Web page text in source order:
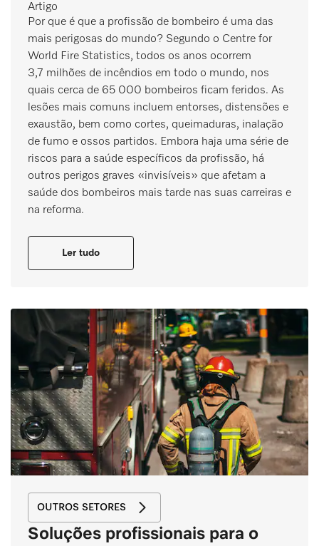
Artigo
Por que é que a profissão de bombeiro é uma das
mais perigosas do mundo? Segundo o Centre for
World Fire Statistics, todos os anos ocorrem
3,7 milhões de incêndios em todo o mundo, nos
quais cerca de 65 000 bombeiros ficam feridos. As
lesões mais comuns incluem entorses, distensões e
exaustão, bem como cortes, queimaduras, inalação
de fumo e ossos partidos. Embora haja uma série de
riscos para a saúde específicos da profissão, há
outros perigos graves «invisíveis» que afetam a
saúde dos bombeiros mais tarde nas suas carreiras e
na reforma.
Ler tudo
OUTROS SETORES
Soluções profissionais para o